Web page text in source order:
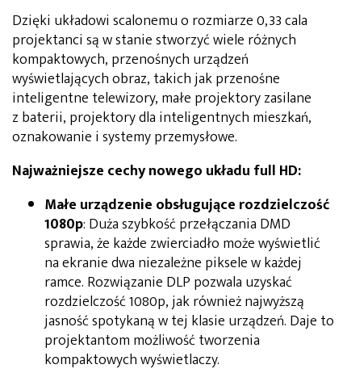
Dzięki układowi scalonemu o rozmiarze 0,33 cala
projektanci są w stanie stworzyć wiele różnych
kompaktowych, przenośnych urządzeń
wyświetlających obraz, takich jak przenośne
inteligentne telewizory, małe projektory zasilane
z baterii, projektory dla inteligentnych mieszkań,
oznakowanie i systemy przemysłowe.
Najważniejsze cechy nowego układu full HD:
Małe urządzenie obsługujące rozdzielczość
1080p: Duża szybkość przełączania DMD
sprawia, że każde zwierciadło może wyświetlić
na ekranie dwa niezależne piksele w każdej
ramce. Rozwiązanie DLP pozwala uzyskać
rozdzielczość 1080p, jak również najwyższą
jasność spotykaną w tej klasie urządzeń. Daje to
projektantom możliwość tworzenia
kompaktowych wyświetlaczy.